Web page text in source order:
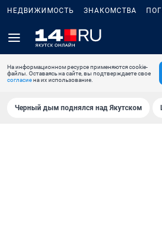
НЕДВИЖИМОСТЬ ЗНАКОМСТВА
На информационном ресурсе применяются cookie-
файлы. Оставаясь на сайте, вы подтверждаете свое
согласиена их использование.
Черный дым поднялся над Якутском